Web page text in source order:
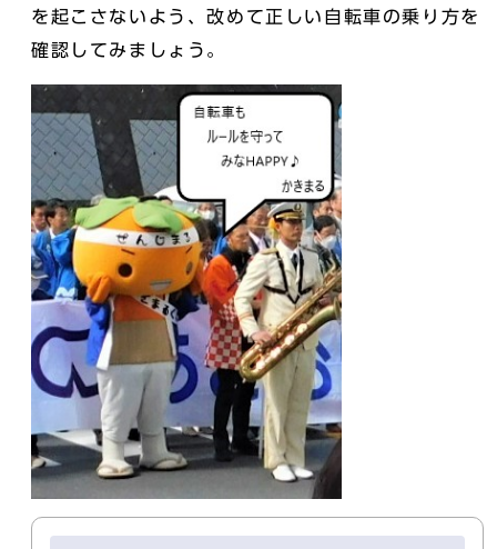
を起こさないよう、改めて正しい自転車の乗り方を
確認してみましょう。